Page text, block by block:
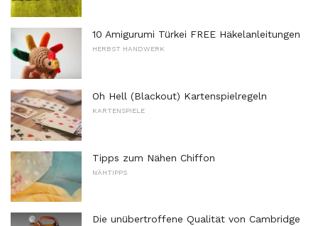
10 Amigurumi Türkei FREE Häkelanleitungen
HERBST HANDWERK
Oh Hell (Blackout) Kartenspielregeln
KARTENSPIELE
Tipps zum Nähen Chiffon
NÄHTIPPS
Die unübertroffene Qualität von Cambridge